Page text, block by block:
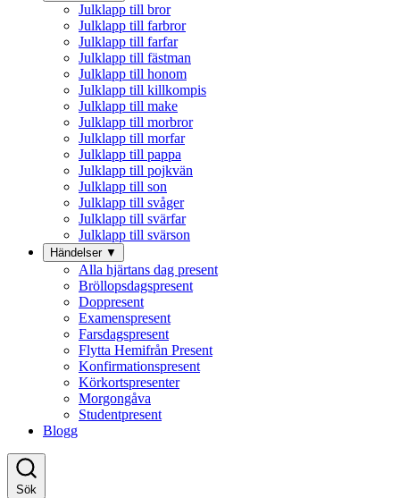
Julklapp till bror
Julklapp till farbror
Julklapp till farfar
Julklapp till fästman
Julklapp till honom
Julklapp till killkompis
Julklapp till make
Julklapp till morbror
Julklapp till morfar
Julklapp till pappa
Julklapp till pojkvän
Julklapp till son
Julklapp till svåger
Julklapp till svärfar
Julklapp till svärson
Händelser ▼
Alla hjärtans dag present
Bröllopsdagspresent
Doppresent
Examenspresent
Farsdagspresent
Flytta Hemifrån Present
Konfirmationspresent
Körkortspresenter
Morgongåva
Studentpresent
Blogg
Sök